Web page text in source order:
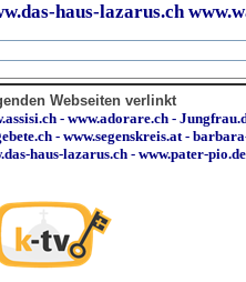
haus-lazarus.ch
Webseiten verlinkt
- www.adorare.ch -
- www.segenskreis.at-
haus-lazarus.ch - www.pater-pio.de